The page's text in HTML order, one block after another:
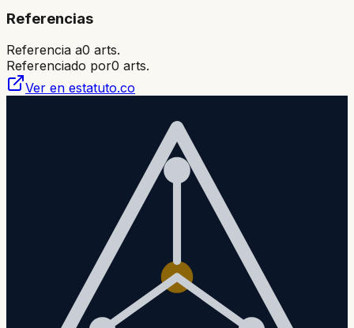
Referencias
Referencia a0 arts.
Referenciado por0 arts.
Ver en estatuto.co